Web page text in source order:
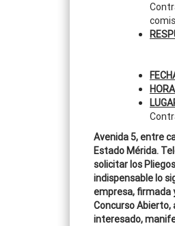
HORA
Avenida 5, entre
Estado Mérida.
solicitar los
indispensable lo
empresa, firmada
Concurso Abierto,
interesado,